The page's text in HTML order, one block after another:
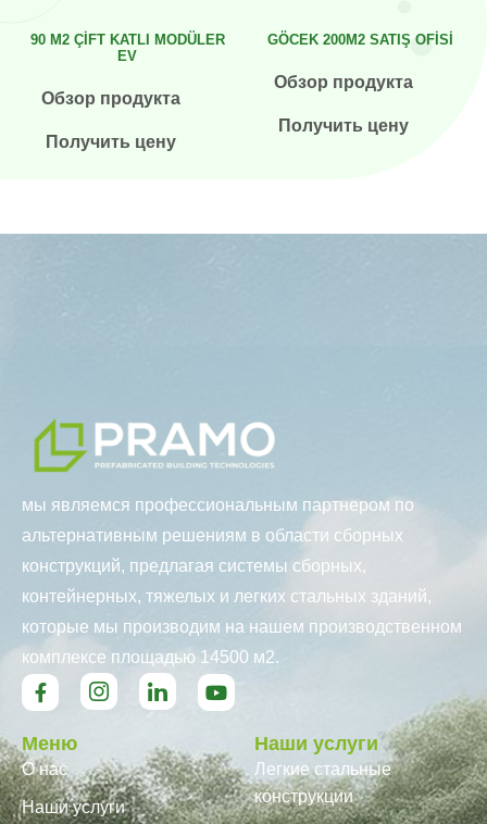
90 M2 ÇİFT KATLI MODÜLER
EV
Обзор продукта
Получить цену
GÖCEK 200M2 SATIŞ OFİSİ
Обзор продукта
Получить цену
мы являемся профессиональным партнером по
альтернативным решениям в области сборных
конструкций, предлагая системы сборных,
контейнерных, тяжелых и легких стальных зданий,
которые мы производим на нашем производственном
комплексе площадью 14500 м2.
Меню
О нас
Наши услуги
Наши услуги
Легкие стальные
конструкции